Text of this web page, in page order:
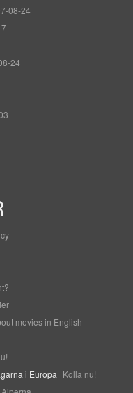
08-24
24
movies in English
i Europa Kolla nu!